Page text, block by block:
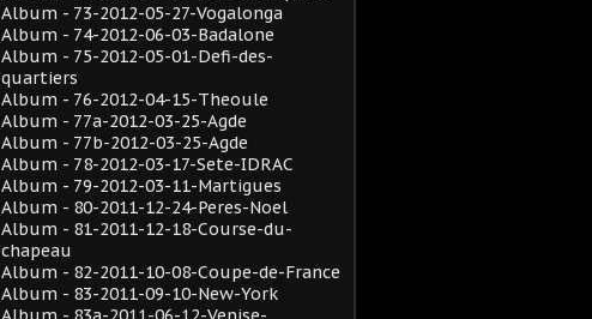
Album - 73-2012-05-27-Vogalonga
Album - 74-2012-06-03-Badalone
Album - 75-2012-05-01-Defi-des-
quartiers
Album - 76-2012-04-15-Theoule
Album - 77a-2012-03-25-Agde
Album - 77b-2012-03-25-Agde
Album - 78-2012-03-17-Sete-IDRAC
Album - 79-2012-03-11-Martigues
Album - 80-2011-12-24-Peres-Noel
Album - 81-2011-12-18-Course-du-
chapeau
Album - 82-2011-10-08-Coupe-de-France
Album - 83-2011-09-10-New-York